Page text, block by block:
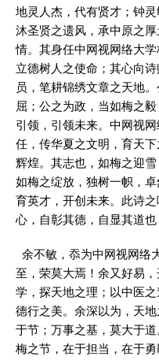
地灵人杰，代有贤才；钟
沐圣贤之遗风，承中原之
情。其身任中网视网络大
立德树人之使命；其心向
员，笔耕锦绣文章之天地
屈；公之为政，当如梅之
引领，引领未来。中网视
任，传华夏之文明，育天
辉煌。其志也，如梅之迎
如梅之绽放，独树一帜，
育英才，开创未来。此诗
心，自彰其德，自显其道也
余不敏，忝为中网视网络
至，荣莫大焉！余又好易
学，探天地之理；以中医
德行之美。余深以为，天
于节；万事之基，莫大于
梅之节，在于担当，在于